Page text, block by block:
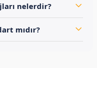
nelerdir?
mıdır?